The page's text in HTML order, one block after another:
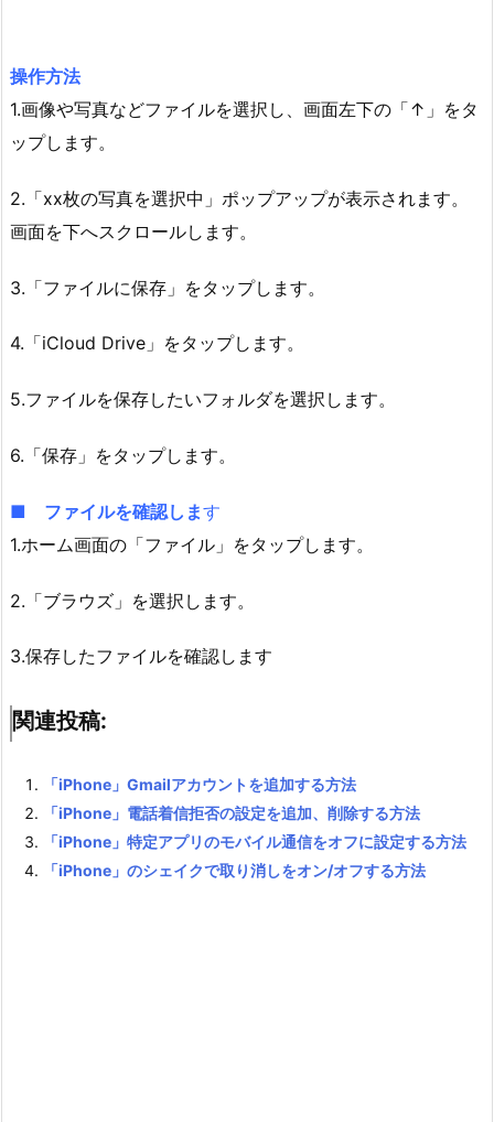
操作方法
1.画像や写真などファイルを選択し、画面左下の「↑」をタ
ップします。
2.「xx枚の写真を選択中」ポップアップが表示されます。
画面を下へスクロールします。
3.「ファイルに保存」をタップします。
4.「iCloud Drive」をタップします。
5.ファイルを保存したいフォルダを選択します。
6.「保存」をタップします。
■ ファイルを確認します
1.ホーム画面の「ファイル」をタップします。
2.「ブラウズ」を選択します。
3.保存したファイルを確認します
関連投稿:
「iPhone」Gmailアカウントを追加する方法
「iPhone」電話着信拒否の設定を追加、削除する方法
「iPhone」特定アプリのモバイル通信をオフに設定する方法
「iPhone」のシェイクで取り消しをオン/オフする方法